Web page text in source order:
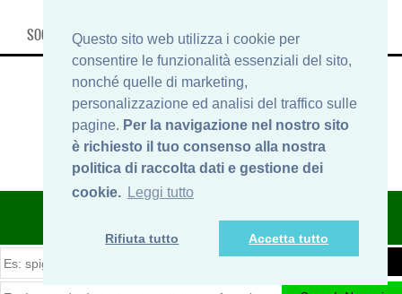
Questo sito web utilizza i cookie per
consentire le funzionalità essenziali del sito,
nonché quelle di marketing,
personalizzazione ed analisi del traffico sulle
pagine. Per la navigazione nel nostro sito
è richiesto il tuo consenso alla nostra
politica di raccolta dati e gestione dei
cookie. Leggi tutto
Rifiuta tutto Accetta tutto
SOCIAL, INFO & SHOP
ITINERARIDIPESCA.IT